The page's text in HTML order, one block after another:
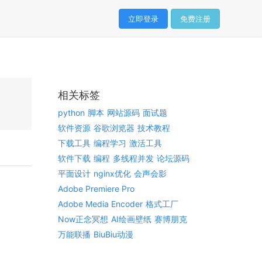
立即登录 免费注册
相关标签
python 脚本 网站源码 面试题
软件资源 谷歌浏览器 技术教程
下载工具 编程学习 激活工具
软件下载 编程 多线程并发 论坛源码
平面设计 nginx优化 会声会影
Adobe Premiere Pro
Adobe Media Encoder 格式工厂
Now正念冥想 AI绘画壁纸 赛博朋克
万能联播 BiuBiu动漫